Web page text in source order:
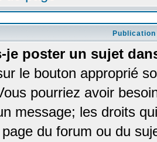
Publication
je poster un sujet
le bouton approprié
pourriez avoir
message; les droits
du forum ou du